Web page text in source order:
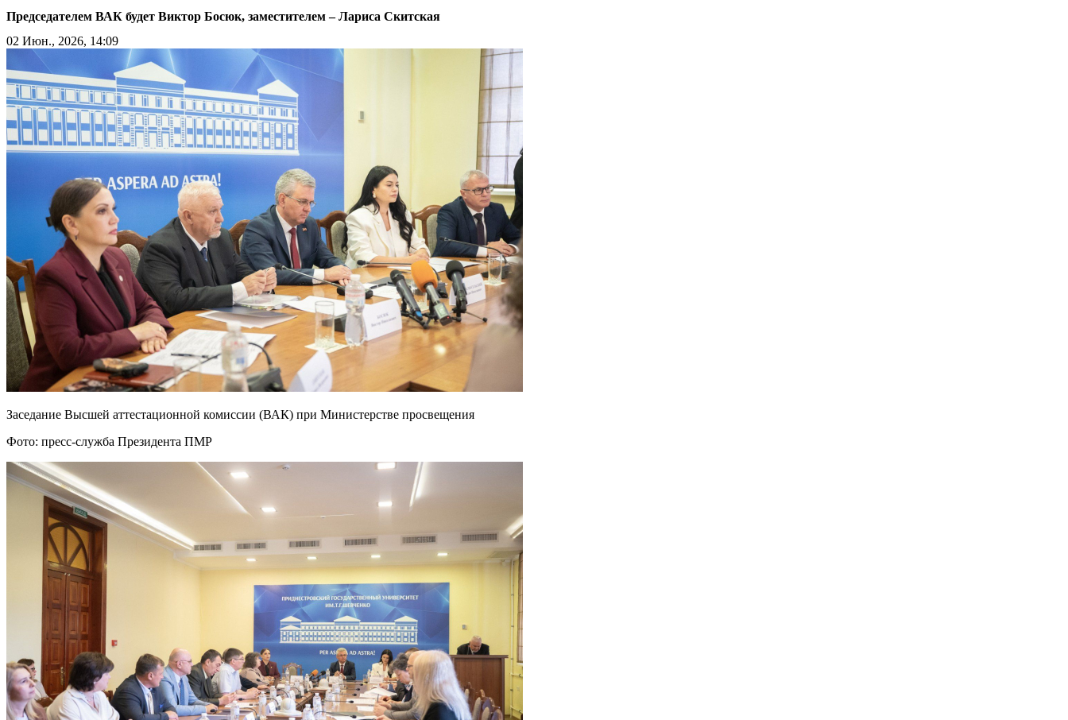
Председателем ВАК будет Виктор Босюк, заместителем – Лариса Скитская
02 Июн., 2026, 14:09
Заседание Высшей аттестационной комиссии (ВАК) при Министерстве просвещения
Фото: пресс-служба Президента ПМР